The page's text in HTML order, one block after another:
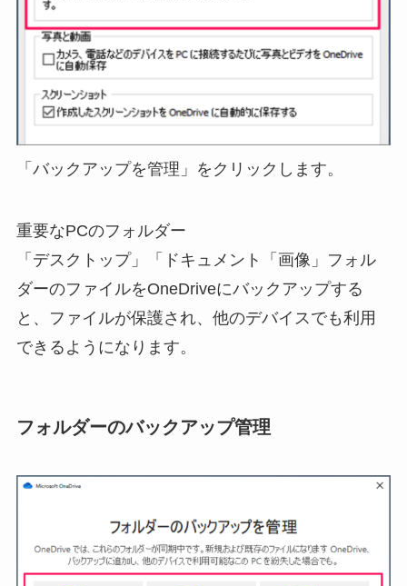
「バックアップを管理」をクリックします。
重要なPCのフォルダー
「デスクトップ」「ドキュメント「画像」フォル
ダーのファイルをOneDriveにバックアップする
と、ファイルが保護され、他のデバイスでも利用
できるようになります。
フォルダーのバックアップ管理